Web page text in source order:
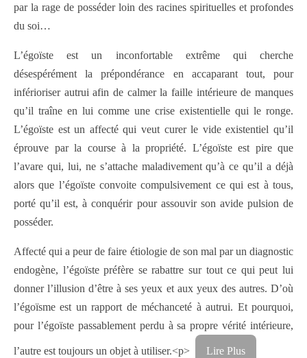
par la rage de posséder loin des racines spirituelles et profondes
du soi…
L’égoïste est un inconfortable extrême qui cherche
désespérément la prépondérance en accaparant tout, pour
inférioriser autrui afin de calmer la faille intérieure de manques
qu’il traîne en lui comme une crise existentielle qui le ronge.
L’égoïste est un affecté qui veut curer le vide existentiel qu’il
éprouve par la course à la propriété. L’égoïste est pire que
l’avare qui, lui, ne s’attache maladivement qu’à ce qu’il a déjà
alors que l’égoïste convoite compulsivement ce qui est à tous,
porté qu’il est, à conquérir pour assouvir son avide pulsion de
posséder.
Affecté qui a peur de faire étiologie de son mal par un diagnostic
endogène, l’égoïste préfère se rabattre sur tout ce qui peut lui
donner l’illusion d’être à ses yeux et aux yeux des autres. D’où
l’égoïsme est un rapport de méchanceté à autrui. Et pourquoi,
pour l’égoïste passablement perdu à sa propre vérité intérieure,
l’autre est toujours un objet à utiliser.<p> Lire Plus